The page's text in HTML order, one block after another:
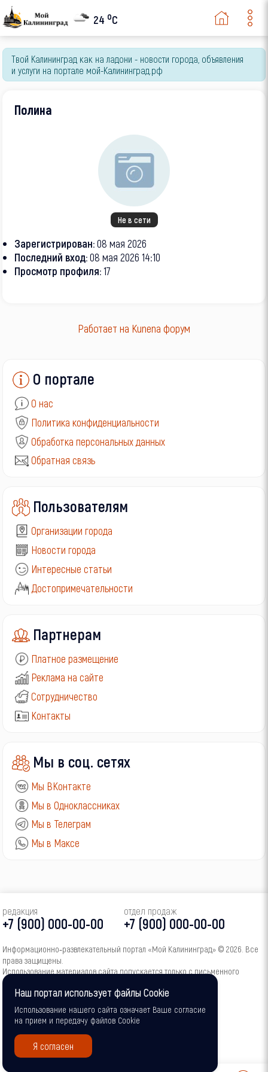
24 oC
Твой Калининград как на ладони - новости города, объявления
и услуги на портале мой-Калининград.рф
Полина
Не в сети
Зарегистрирован:08 мая 2026
Последний вход:08 мая 2026 14:10
Просмотр профиля:17
Работает на Kunena форум
О портале
О нас
Политика конфиденциальности
Обработка персональных данных
Обратная связь
Пользователям
Организации города
Новости города
Интересные статьи
Достопримечательности
Партнерам
Платное размещение
Реклама на сайте
Сотрудничество
Контакты
Мы в соц. сетях
Мы ВКонтакте
Мы в Одноклассниках
Мы в Телеграм
Мы в Максе
редакция
+7 (900) 000-00-00
отдел продаж
+7 (900) 000-00-00
Информационно‑развлекательный портал «Мой Калининград» © 2026. Все
права защищены.
Использование материалов сайта допускается только с письменного
согласия администрации портала.
16+
Наш портал использует файлы Cookie
Использование нашего сайта означает Ваше согласие
на прием и передачу файлов Cookie
Я согласен